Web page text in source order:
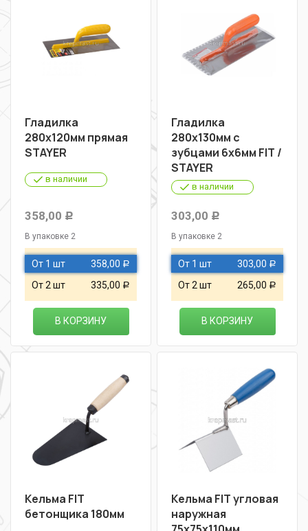
Гладилка
280х120мм прямая
STAYER
в наличии
358,00 Р
В упаковке 2
От 1 шт 358,00 Р
От 2 шт 335,00 Р
В КОРЗИНУ
Гладилка
280х130мм с
зубцами 6х6мм FIT /
STAYER
в наличии
303,00 Р
В упаковке 2
От 1 шт 303,00 Р
От 2 шт 265,00 Р
В КОРЗИНУ
Кельма FIT
бетонщика 180мм
Кельма FIT угловая
наружная